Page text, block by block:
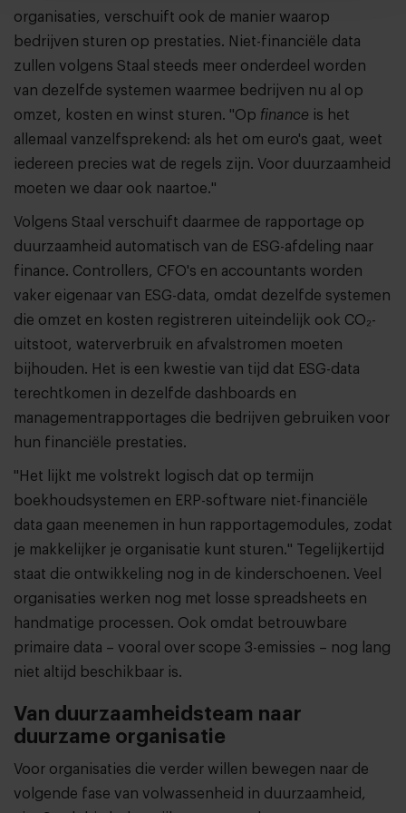
organisaties, verschuift ook de manier waarop
bedrijven sturen op prestaties. Niet-financiële data
zullen volgens Staal steeds meer onderdeel worden
van dezelfde systemen waarmee bedrijven nu al op
omzet, kosten en winst sturen. "Op finance is het
allemaal vanzelfsprekend: als het om euro's gaat, weet
iedereen precies wat de regels zijn. Voor duurzaamheid
moeten we daar ook naartoe."
Volgens Staal verschuift daarmee de rapportage op
duurzaamheid automatisch van de ESG-afdeling naar
finance. Controllers, CFO's en accountants worden
vaker eigenaar van ESG-data, omdat dezelfde systemen
die omzet en kosten registreren uiteindelijk ook CO₂-
uitstoot, waterverbruik en afvalstromen moeten
bijhouden. Het is een kwestie van tijd dat ESG-data
terechtkomen in dezelfde dashboards en
managementrapportages die bedrijven gebruiken voor
hun financiële prestaties.
"Het lijkt me volstrekt logisch dat op termijn
boekhoudsystemen en ERP-software niet-financiële
data gaan meenemen in hun rapportagemodules, zodat
je makkelijker je organisatie kunt sturen." Tegelijkertijd
staat die ontwikkeling nog in de kinderschoenen. Veel
organisaties werken nog met losse spreadsheets en
handmatige processen. Ook omdat betrouwbare
primaire data – vooral over scope 3-emissies – nog lang
niet altijd beschikbaar is.
Van duurzaamheidsteam naar
duurzame organisatie
Voor organisaties die verder willen bewegen naar de
volgende fase van volwassenheid in duurzaamheid,